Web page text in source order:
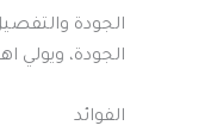
الجودة
الجودة، ويولي
الفوائد